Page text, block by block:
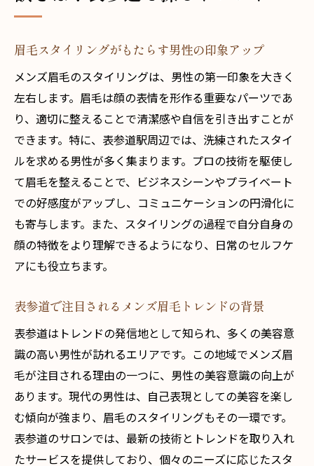
眉毛デザインが第一印象に与える影響
と施術方法
自然な立体感を出すデザインテクニック
個々の顔立ちに合わせた施術の工夫
ワックス脱毛とハリウッドブロウリフトの
利点
最新技術で整える左右対称の眉毛
清潔感を引き出す眉毛のスタイリング法
施術後のアフターケアについて
自然で洗練された印象を作るメンズ眉毛のスタ
イリングテクニック
整った眉毛がもたらす心理的効果
プロの施術で叶えるナチュラル感
DIYスタイリングとプロ施術の違い
毎日の眉毛ケア方法
表参道で手に入るスタイリングアイテム
なぜメンズ眉毛が表参道で人気なのか？その理
由に迫る
眉毛スタイリングがもたらす男性の印象アップ
メンズ眉毛のスタイリングは、男性の第一印象を大きく
左右します。眉毛は顔の表情を形作る重要なパーツであ
り、適切に整えることで清潔感や自信を引き出すことが
できます。特に、表参道駅周辺では、洗練されたスタイ
ルを求める男性が多く集まります。プロの技術を駆使し
て眉毛を整えることで、ビジネスシーンやプライベート
での好感度がアップし、コミュニケーションの円滑化に
も寄与します。また、スタイリングの過程で自分自身の
顔の特徴をより理解できるようになり、日常のセルフケ
アにも役立ちます。
表参道で注目されるメンズ眉毛トレンドの背景
表参道はトレンドの発信地として知られ、多くの美容意
識の高い男性が訪れるエリアです。この地域でメンズ眉
毛が注目される理由の一つに、男性の美容意識の向上が
あります。現代の男性は、自己表現としての美容を楽し
む傾向が強まり、眉毛のスタイリングもその一環です。
表参道のサロンでは、最新の技術とトレンドを取り入れ
たサービスを提供しており、個々のニーズに応じたスタ